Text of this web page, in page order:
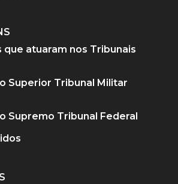
que atuaram nos Tribunais
Superior Tribunal Militar
Supremo Tribunal Federal